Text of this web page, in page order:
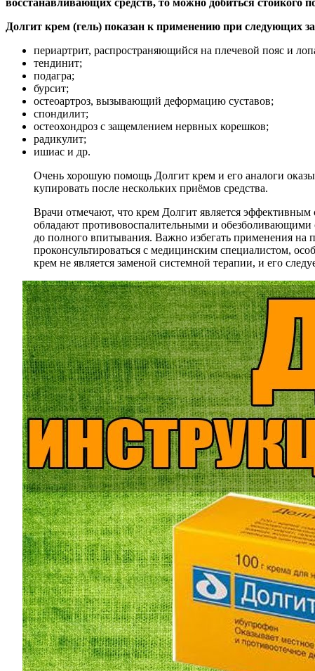
Долгит крем (гель) показан к применению при следующих
периартрит, распространяющийся на плечевой пояс и
тендинит;
подагра;
бурсит;
остеоартроз, вызывающий деформацию суставов;
спондилит;
остеохондроз с защемлением нервных корешков;
радикулит;
ишиас и др.
Очень хорошую помощь Долгит крем и его аналоги
купировать после нескольких приёмов средства.
Врачи отмечают, что крем Долгит является
обладают противовоспалительными и обезболивающими
до полного впитывания. Важно избегать применения на
проконсультироваться с медицинским специалистом,
крем не является заменой системной терапии, и его